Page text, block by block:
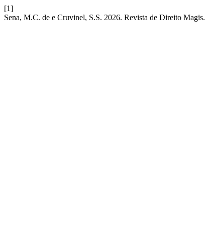
[1]
Sena, M.C. de e Cruvinel, S.S. 2026. Revista de Direito Magis.